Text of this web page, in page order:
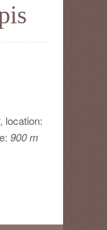
, location:
900 m